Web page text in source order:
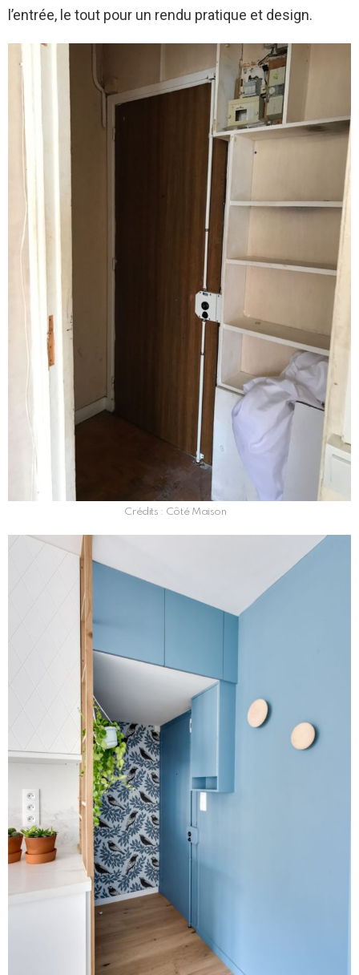
l’entrée, le tout pour un rendu pratique et design.
Crédits : Côté Maison